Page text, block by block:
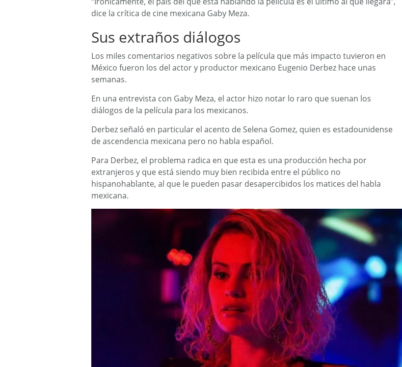
dice la crítica de cine mexicana Gaby Meza.
Sus extraños diálogos
Los miles comentarios negativos sobre la película que más impacto tuvieron en
México fueron los del actor y productor mexicano Eugenio Derbez hace unas
semanas.
En una entrevista con Gaby Meza, el actor hizo notar lo raro que suenan los
diálogos de la película para los mexicanos.
Derbez señaló en particular el acento de Selena Gomez, quien es estadounidense
de ascendencia mexicana pero no habla español.
Para Derbez, el problema radica en que esta es una producción hecha por
extranjeros y que está siendo muy bien recibida entre el público no
hispanohablante, al que le pueden pasar desapercibidos los matices del habla
mexicana.